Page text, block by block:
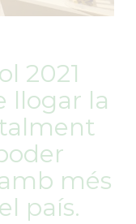
2021
llogar la
més
país.